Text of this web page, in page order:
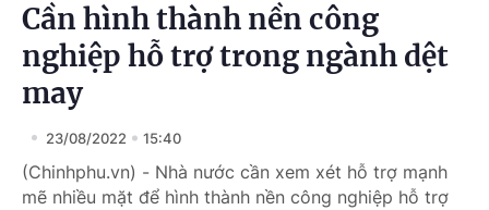
Cần hình thành nền công
nghiệp hỗ trợ trong ngành dệt
may
23/08/2022 15:40
(Chinhphu.vn) - Nhà nước cần xem xét hỗ trợ mạnh
mẽ nhiều mặt để hình thành nền công nghiệp hỗ trợ